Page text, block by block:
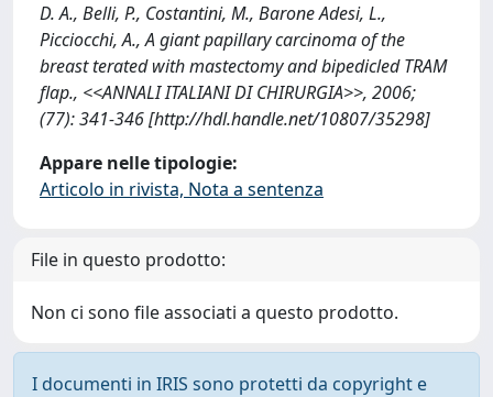
D. A., Belli, P., Costantini, M., Barone Adesi, L.,
Picciocchi, A., A giant papillary carcinoma of the
breast terated with mastectomy and bipedicled TRAM
flap., <<ANNALI ITALIANI DI CHIRURGIA>>, 2006;
(77): 341-346 [http://hdl.handle.net/10807/35298]
Appare nelle tipologie:
Articolo in rivista, Nota a sentenza
File in questo prodotto:
Non ci sono file associati a questo prodotto.
I documenti in IRIS sono protetti da copyright e